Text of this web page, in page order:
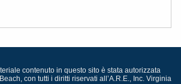
contenuto in questo sito è stata autorizzata
con tutti i diritti riservati all’A.R.E., Inc. Virginia